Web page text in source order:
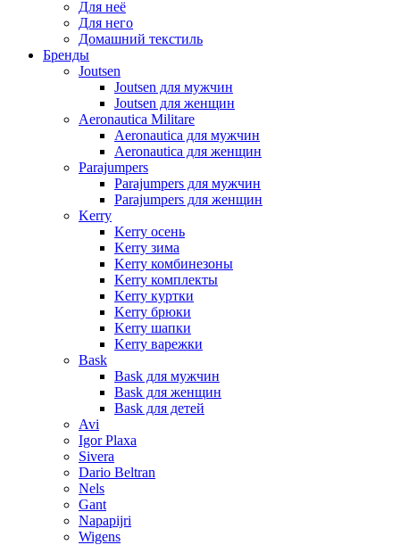
Для неё
Для него
Домашний текстиль
Бренды
Joutsen
Joutsen для мужчин
Joutsen для женщин
Aeronautica Militare
Aeronautica для мужчин
Aeronautica для женщин
Parajumpers
Parajumpers для мужчин
Parajumpers для женщин
Kerry
Kerry осень
Kerry зима
Kerry комбинезоны
Kerry комплекты
Kerry куртки
Kerry брюки
Kerry шапки
Kerry варежки
Bask
Bask для мужчин
Bask для женщин
Bask для детей
Avi
Igor Plaxa
Sivera
Dario Beltran
Nels
Gant
Napapijri
Wigens